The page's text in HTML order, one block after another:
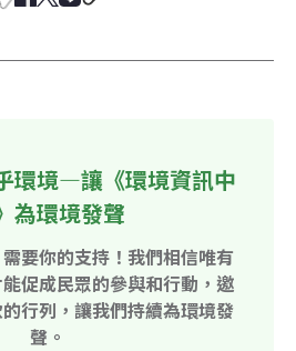
環境—讓《環境資訊中
為環境發聲
需要你的支持！我們相信唯有
促成民眾的參與和行動，邀
行列，讓我們持續為環境發
聲。